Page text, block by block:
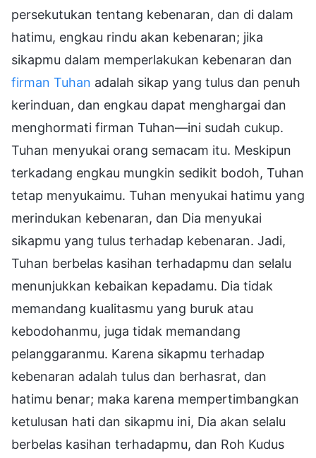
persekutukan tentang kebenaran, dan di dalam
hatimu, engkau rindu akan kebenaran; jika
sikapmu dalam memperlakukan kebenaran dan
firman Tuhan adalah sikap yang tulus dan penuh
kerinduan, dan engkau dapat menghargai dan
menghormati firman Tuhan—ini sudah cukup.
Tuhan menyukai orang semacam itu. Meskipun
terkadang engkau mungkin sedikit bodoh, Tuhan
tetap menyukaimu. Tuhan menyukai hatimu yang
merindukan kebenaran, dan Dia menyukai
sikapmu yang tulus terhadap kebenaran. Jadi,
Tuhan berbelas kasihan terhadapmu dan selalu
menunjukkan kebaikan kepadamu. Dia tidak
memandang kualitasmu yang buruk atau
kebodohanmu, juga tidak memandang
pelanggaranmu. Karena sikapmu terhadap
kebenaran adalah tulus dan berhasrat, dan
hatimu benar; maka karena mempertimbangkan
ketulusan hati dan sikapmu ini, Dia akan selalu
berbelas kasihan terhadapmu, dan Roh Kudus